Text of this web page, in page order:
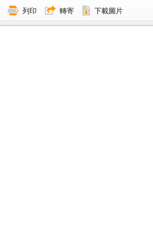
列印 轉寄 下載圖片